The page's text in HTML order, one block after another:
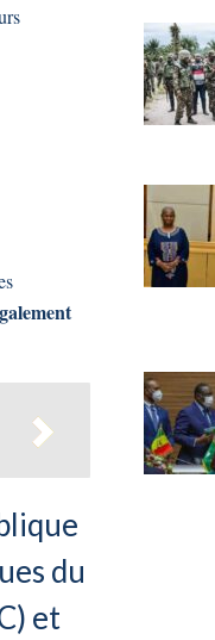
du
et